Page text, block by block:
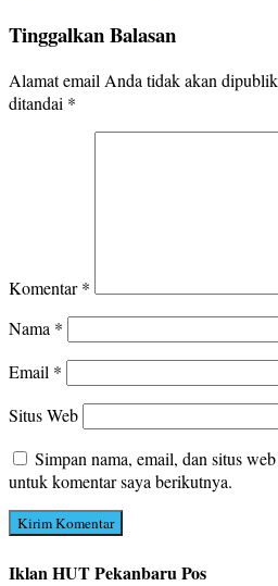
Tinggalkan Balasan
Alamat email Anda tidak akan
ditandai *
Komentar*
Nama *
Email *
Situs Web
Simpan nama, email, dan situs
untuk komentar saya berikutnya.
Iklan HUT Pekanbaru Pos